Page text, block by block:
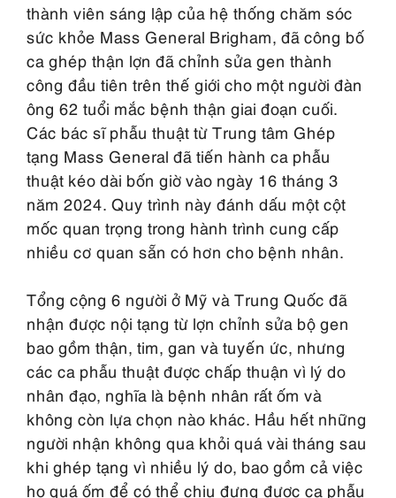
thành viên sáng lập của hệ thống chăm sóc
sức khỏe Mass General Brigham, đã công bố
ca ghép thận lợn đã chỉnh sửa gen thành
công đầu tiên trên thế giới cho một người đàn
ông 62 tuổi mắc bệnh thận giai đoạn cuối.
Các bác sĩ phẫu thuật từ Trung tâm Ghép
tạng Mass General đã tiến hành ca phẫu
thuật kéo dài bốn giờ vào ngày 16 tháng 3
năm 2024. Quy trình này đánh dấu một cột
mốc quan trọng trong hành trình cung cấp
nhiều cơ quan sẵn có hơn cho bệnh nhân.
Tổng cộng 6 người ở Mỹ và Trung Quốc đã
nhận được nội tạng từ lợn chỉnh sửa bộ gen
bao gồm thận, tim, gan và tuyến ức, nhưng
các ca phẫu thuật được chấp thuận vì lý do
nhân đạo, nghĩa là bệnh nhân rất ốm và
không còn lựa chọn nào khác. Hầu hết những
người nhận không qua khỏi quá vài tháng sau
khi ghép tạng vì nhiều lý do, bao gồm cả việc
họ quá ốm để có thể chịu đựng được ca phẫu